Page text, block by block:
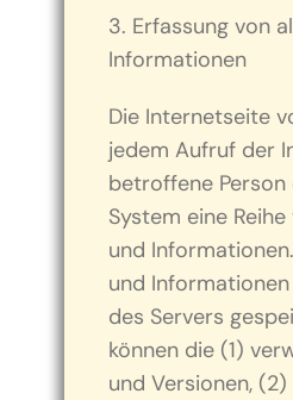
3. Erfassung von
Informationen
Die Internetseite
jedem Aufruf der
betroffene
System eine
und
und
des Servers
können die (1)
und Versionen,